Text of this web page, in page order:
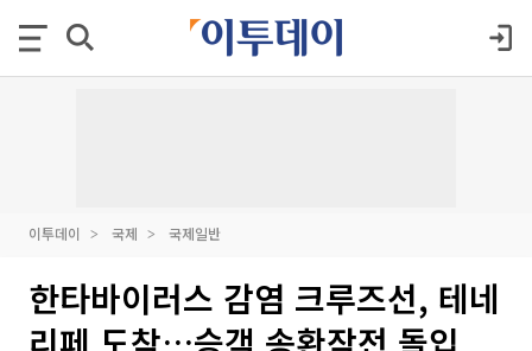
이투데이 국제 국제일반
한타바이러스 감염 크루즈선, 테네
리페 도착…승객 송환작전 돌입